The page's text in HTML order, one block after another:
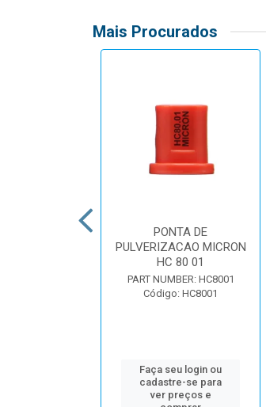
Mais Procurados
PONTA DE
PULVERIZACAO MICRON
HC 80 01
PART NUMBER: HC8001
Código: HC8001
Faça seu login ou
cadastre-se para
ver preços e